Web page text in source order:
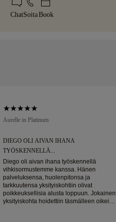
ChatSoitaBook
Aurelle in Platinum
DIEGO OLI AIVAN IHANA
TYÖSKENNELLÄ...
Diego oli aivan ihana työskennellä
vihkisormustemme kanssa. Hänen
palveluksensa, huolenpitonsa ja
tarkkuutensa yksityiskohtiin olivat
poikkeuksellisia alusta loppuun. Jokainen
yksityiskohta hoidettiin täsmälleen oikein,